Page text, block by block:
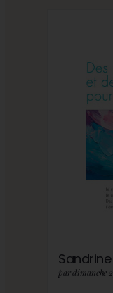
Sandrine
par dimanche